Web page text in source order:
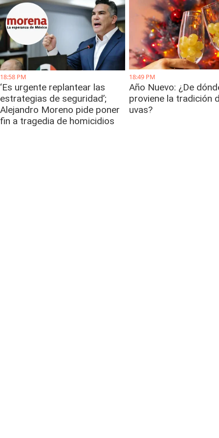
18:58 PM
‘Es urgente replantear las
estrategias de seguridad’;
Alejandro Moreno pide poner
fin a tragedia de homicidios
18:49 PM
Año Nuevo: ¿De
proviene la tradición
uvas?